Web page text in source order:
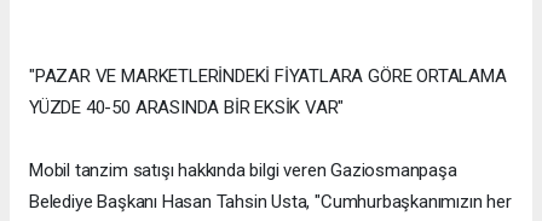
"PAZAR VE MARKETLERİNDEKİ FİYATLARA GÖRE ORTALAMA
YÜZDE 40-50 ARASINDA BİR EKSİK VAR"
Mobil tanzim satışı hakkında bilgi veren Gaziosmanpaşa
Belediye Başkanı Hasan Tahsin Usta, "Cumhurbaşkanımızın her